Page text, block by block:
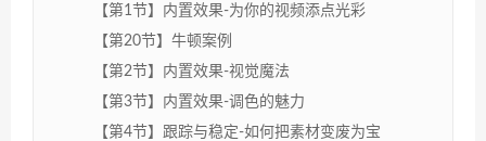
【第1节】内置效果-为你的视频添点光彩
【第20节】牛顿案例
【第2节】内置效果-视觉魔法
【第3节】内置效果-调色的魅力
【第4节】跟踪与稳定-如何把素材变废为宝